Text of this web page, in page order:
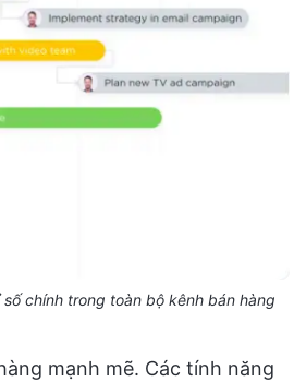
chính trong toàn bộ kênh bán hàng
mạnh mẽ. Các tính năng